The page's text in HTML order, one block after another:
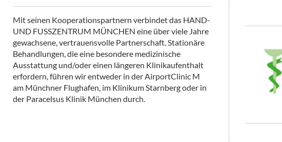
Mit seinen Kooperationspartnern verbindet das HAND-
UND FUSSZENTRUM MÜNCHEN eine über viele Jahre
gewachsene, vertrauensvolle Partnerschaft. Stationäre
Behandlungen, die eine besondere medizinische
Ausstattung und/oder einen längeren Klinikaufenthalt
erfordern, führen wir entweder in der AirportClinic M
am Münchner Flughafen, im Klinikum Starnberg oder in
der Paracelsus Klinik München durch.